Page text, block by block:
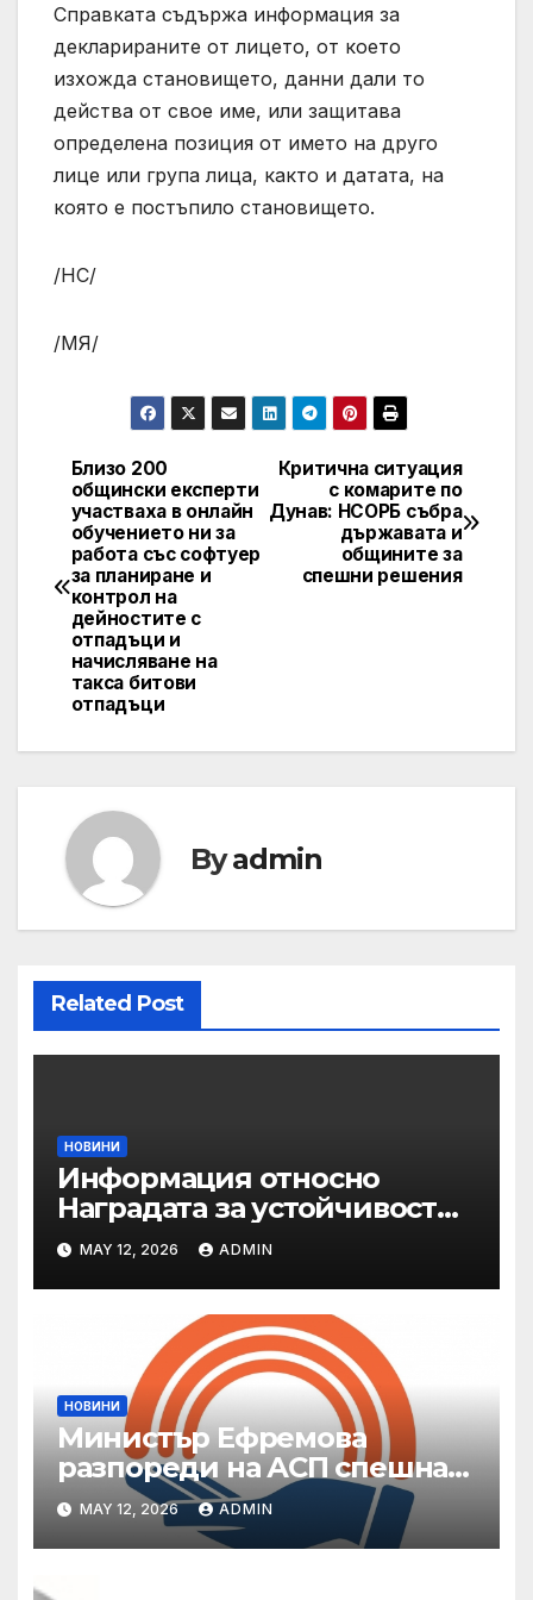
Справката съдържа информация за
декларираните от лицето, от което
изхожда становището, данни дали то
действа от свое име, или защитава
определена позиция от името на друго
лице или група лица, както и датата, на
която е постъпило становището.
/НС/
/МЯ/
Post
navigation
Критична ситуация
с комарите по
Дунав: НСОРБ събра
държавата и
общините за
спешни решения
Близо 200
общински експерти
участваха в онлайн
обучението ни за
работа със софтуер
за планиране и
контрол на
дейностите с
отпадъци и
начисляване на
такса битови
отпадъци
Byadmin
Related Post
НОВИНИ
Информация относно
Наградата за устойчивост
на ОАЕ „Зайед“
MAY 12, 2026 ADMIN
НОВИНИ
Министър Ефремова
разпореди на АСП спешна
готовност за оказване на
подкрепа на пострадали от
валежи и градушки
MAY 12, 2026 ADMIN